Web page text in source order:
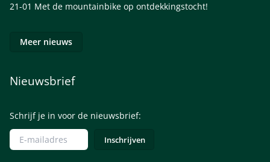
21-01 Met de mountainbike op ontdekkingstocht!
Meer nieuws
Nieuwsbrief
Schrijf je in voor de nieuwsbrief: